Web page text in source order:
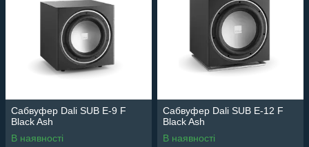
Сабвуфер Dali SUB E-9 F
Black Ash
В наявності
Сабвуфер Dali SUB E-12 F
Black Ash
В наявності